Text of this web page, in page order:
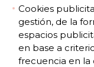
Cookies
gestión, de la
espacios
en base a
frecuencia en la